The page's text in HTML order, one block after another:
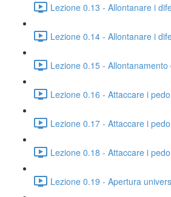
Lezione 0.13 - Allontanare i
Lezione 0.14 - Allontanare i
Lezione 0.15 -
Lezione 0.16 - Attaccare i
Lezione 0.17 - Attaccare i
Lezione 0.18 - Attaccare i
Lezione 0.19 - Apertura